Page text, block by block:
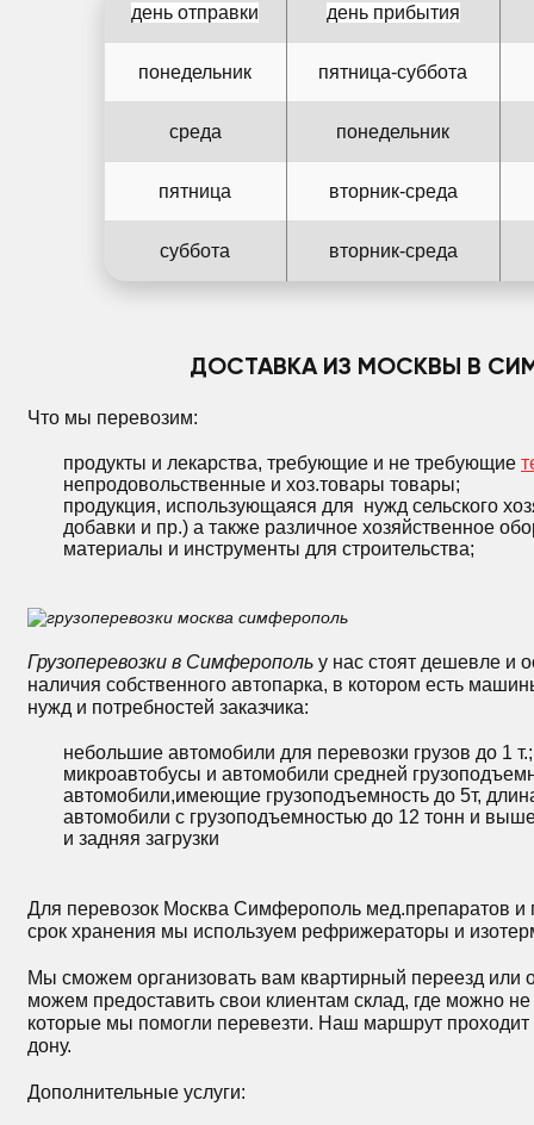
день отправки день прибытия
понедельник пятница-суббота
среда понедельник
пятница вторник-среда
суббота вторник-среда
ДОСТАВКА ИЗ МОСКВЫ В
Что мы перевозим:
продукты и лекарства, требующие и не требующие
непродовольственные и хоз.товары товары;
продукция, использующаяся для нужд сельского
добавки и пр.) а также различное хозяйственное
материалы и инструменты для строительства;
Грузоперевозки в Симферополь у нас стоят дешевле и
наличия собственного автопарка, в котором есть
нужд и потребностей заказчика:
небольшие автомобили для перевозки грузов до 1 т.;
микроавтобусы и автомобили средней
автомобили,имеющие грузоподъемность до 5т,
автомобили с грузоподъемностью до 12 тонн и
и задняя загрузки
Для перевозок Москва Симферополь мед.препаратов
срок хранения мы используем рефрижераторы и
Мы сможем организовать вам квартирный переезд или
можем предоставить свои клиентам склад, где можно
которые мы помогли перевезти. Наш маршрут
дону.
Дополнительные услуги: